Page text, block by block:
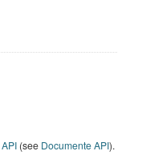
API (see Documente API).